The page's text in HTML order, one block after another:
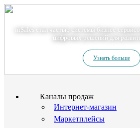
inSales стал частью системы бизнес-
цифровых решений для
Узнать больше
Каналы продаж
Интернет-магазин
Маркетплейсы